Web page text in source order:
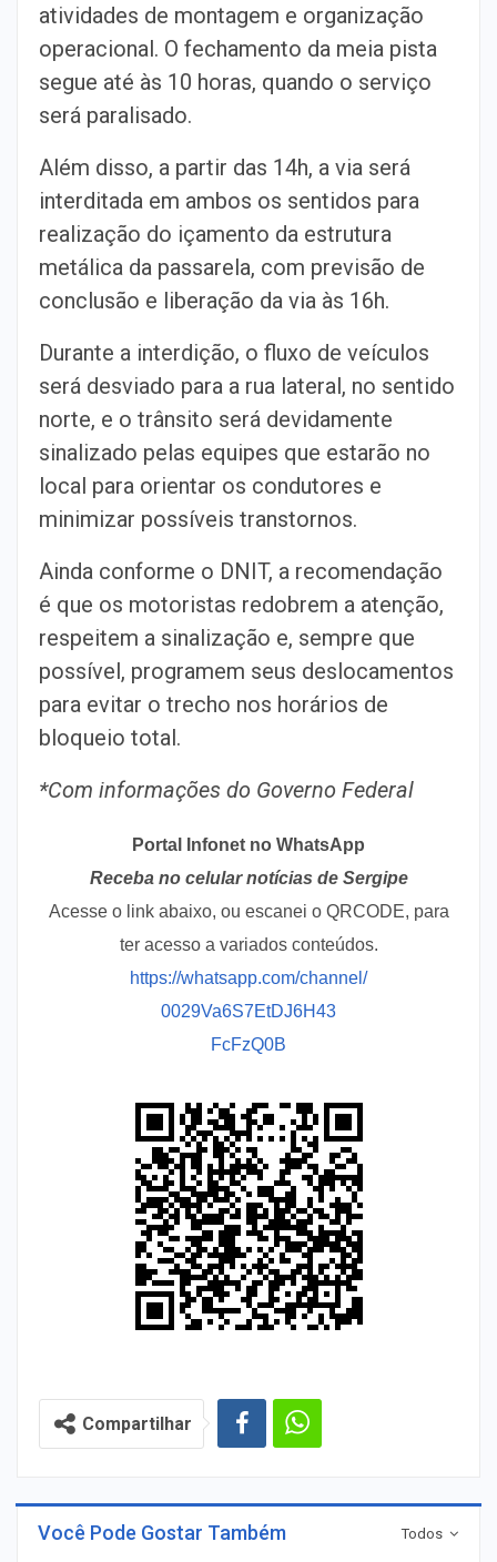
atividades de montagem e organização
operacional. O fechamento da meia pista
segue até às 10 horas, quando o serviço
será paralisado.
Além disso, a partir das 14h, a via será
interditada em ambos os sentidos para
realização do içamento da estrutura
metálica da passarela, com previsão de
conclusão e liberação da via às 16h.
Durante a interdição, o fluxo de veículos
será desviado para a rua lateral, no sentido
norte, e o trânsito será devidamente
sinalizado pelas equipes que estarão no
local para orientar os condutores e
minimizar possíveis transtornos.
Ainda conforme o DNIT, a recomendação
é que os motoristas redobrem a atenção,
respeitem a sinalização e, sempre que
possível, programem seus deslocamentos
para evitar o trecho nos horários de
bloqueio total.
*Com informações do Governo Federal
Portal Infonet no WhatsApp
Receba no celular notícias de Sergipe
Acesse o link abaixo, ou escanei o QRCODE, para
ter acesso a variados conteúdos.
https://whatsapp.com/channel/
0029Va6S7EtDJ6H43
FcFzQ0B
Compartilhar
Todos
Você Pode Gostar Também